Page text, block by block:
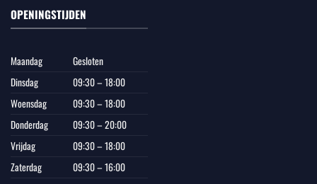
OPENINGSTIJDEN
Maandag
Gesloten
Dinsdag
09:30 – 18:00
Woensdag
09:30 – 18:00
Donderdag
09:30 – 20:00
Vrijdag
09:30 – 18:00
Zaterdag
09:30 – 16:00